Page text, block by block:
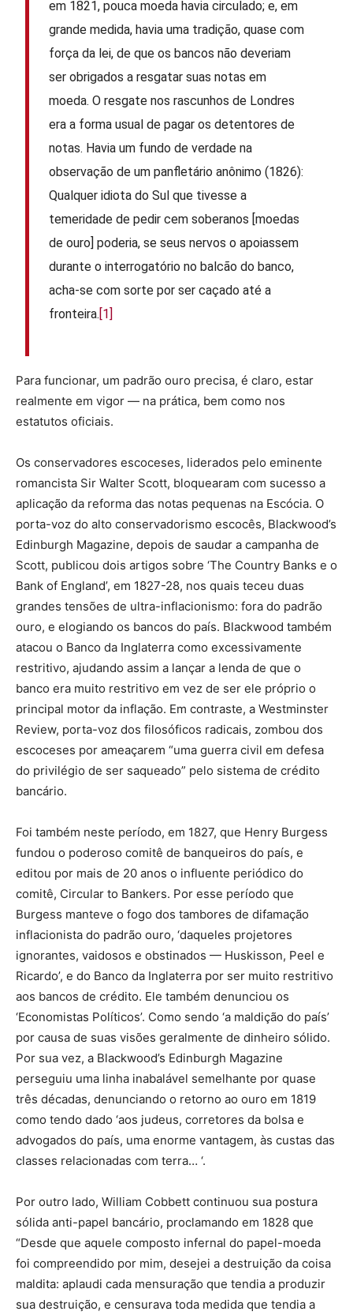
em 1821, pouca moeda havia circulado; e, em
grande medida, havia uma tradição, quase com
força da lei, de que os bancos não deveriam
ser obrigados a resgatar suas notas em
moeda. O resgate nos rascunhos de Londres
era a forma usual de pagar os detentores de
notas. Havia um fundo de verdade na
observação de um panfletário anônimo (1826):
Qualquer idiota do Sul que tivesse a
temeridade de pedir cem soberanos [moedas
de ouro] poderia, se seus nervos o apoiassem
durante o interrogatório no balcão do banco,
acha-se com sorte por ser caçado até a
fronteira.[1]
Para funcionar, um padrão ouro precisa, é claro, estar
realmente em vigor — na prática, bem como nos
estatutos oficiais.
Os conservadores escoceses, liderados pelo eminente
romancista Sir Walter Scott, bloquearam com sucesso a
aplicação da reforma das notas pequenas na Escócia. O
porta-voz do alto conservadorismo escocês, Blackwood’s
Edinburgh Magazine, depois de saudar a campanha de
Scott, publicou dois artigos sobre ‘The Country Banks e o
Bank of England’, em 1827-28, nos quais teceu duas
grandes tensões de ultra-inflacionismo: fora do padrão
ouro, e elogiando os bancos do país. Blackwood também
atacou o Banco da Inglaterra como excessivamente
restritivo, ajudando assim a lançar a lenda de que o
banco era muito restritivo em vez de ser ele próprio o
principal motor da inflação. Em contraste, a Westminster
Review, porta-voz dos filosóficos radicais, zombou dos
escoceses por ameaçarem “uma guerra civil em defesa
do privilégio de ser saqueado” pelo sistema de crédito
bancário.
Foi também neste período, em 1827, que Henry Burgess
fundou o poderoso comitê de banqueiros do país, e
editou por mais de 20 anos o influente periódico do
comitê, Circular to Bankers. Por esse período que
Burgess manteve o fogo dos tambores de difamação
inflacionista do padrão ouro, ‘daqueles projetores
ignorantes, vaidosos e obstinados — Huskisson, Peel e
Ricardo’, e do Banco da Inglaterra por ser muito restritivo
aos bancos de crédito. Ele também denunciou os
‘Economistas Políticos’. Como sendo ‘a maldição do país’
por causa de suas visões geralmente de dinheiro sólido.
Por sua vez, a Blackwood’s Edinburgh Magazine
perseguiu uma linha inabalável semelhante por quase
três décadas, denunciando o retorno ao ouro em 1819
como tendo dado ‘aos judeus, corretores da bolsa e
advogados do país, uma enorme vantagem, às custas das
classes relacionadas com terra… ‘.
Por outro lado, William Cobbett continuou sua postura
sólida anti-papel bancário, proclamando em 1828 que
“Desde que aquele composto infernal do papel-moeda
foi compreendido por mim, desejei a destruição da coisa
maldita: aplaudi cada mensuração que tendia a produzir
sua destruição, e censurava toda medida que tendia a